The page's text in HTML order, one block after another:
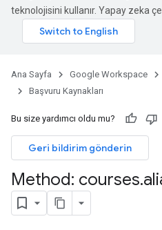
teknolojisini kullanır. Yapay zeka
Ana Sayfa Google Workspace
Başvuru Kaynakları
Bu size yardımcı oldu mu?
Geri bildirim gönderin
Method: courses.